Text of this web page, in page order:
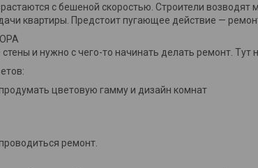
с бешеной скоростью. Строители возводят
квартиры. Предстоит пугающее действие —
и нужно с чего-то начинать делать ремонт. Тут
цветовую гамму и дизайн комнат
ремонт.